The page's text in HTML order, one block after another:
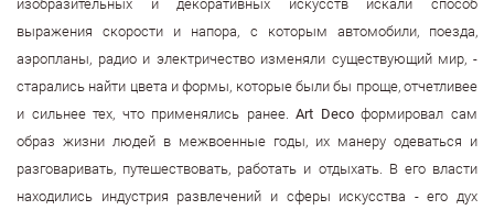
изобразительных и декоративных искусств искали способ
выражения скорости и напора, с которым автомобили, поезда,
аэропланы, радио и электричество изменяли существующий мир, -
старались найти цвета и формы, которые были бы проще, отчетливее
и сильнее тех, что применялись ранее.Art Decoформировал сам
образ жизни людей в межвоенные годы, их манеру одеваться и
разговаривать, путешествовать, работать и отдыхать. В его власти
находились индустрия развлечений и сферы искусства - его дух